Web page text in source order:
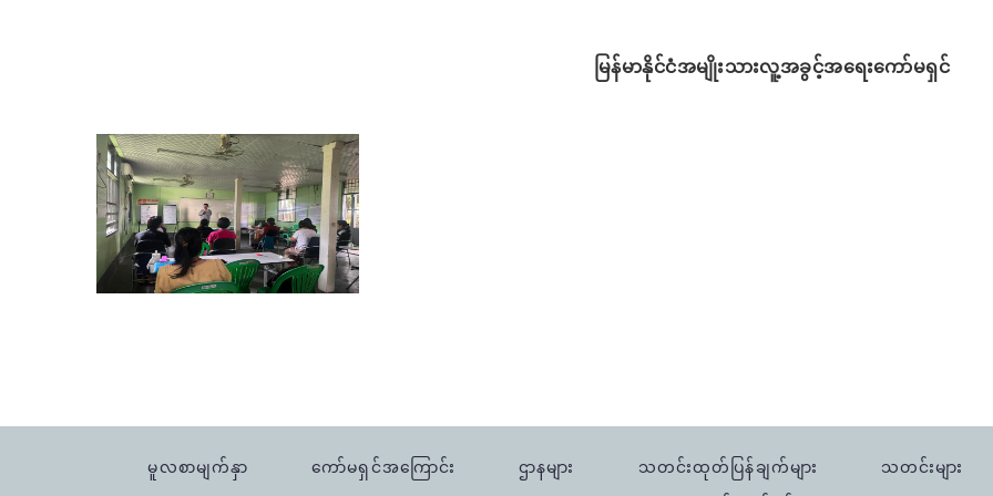
မြန်မာနိုင်ငံအမျိုးသားလူ့အခွင့်အရေးကော်မရှင်
မူလစာမျက်နှာ ကော်မရှင်အကြောင်း ဌာနများ သတင်းထုတ်ပြန်ချက်များ သတင်းများ